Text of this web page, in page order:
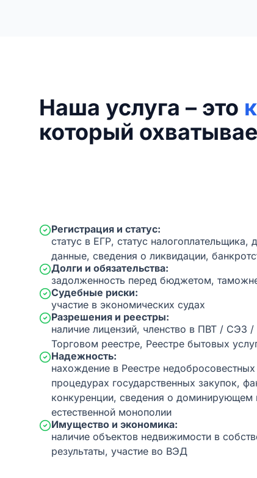
Наша услуга – это
который
Регистрация и статус:
статус в ЕГР, статус налогоплательщика,
данные, сведения о ликвидации,
Долги и обязательства:
задолженность перед бюджетом,
Судебные риски:
участие в экономических судах
Разрешения и реестры:
наличие лицензий, членство в ПВТ / СЭЗ
Торговом реестре, Реестре бытовых
Надежность:
нахождение в Реестре
процедурах государственных закупок,
конкуренции, сведения о
естественной монополии
Имущество и экономика:
наличие объектов недвижимости в
результаты, участие во ВЭД